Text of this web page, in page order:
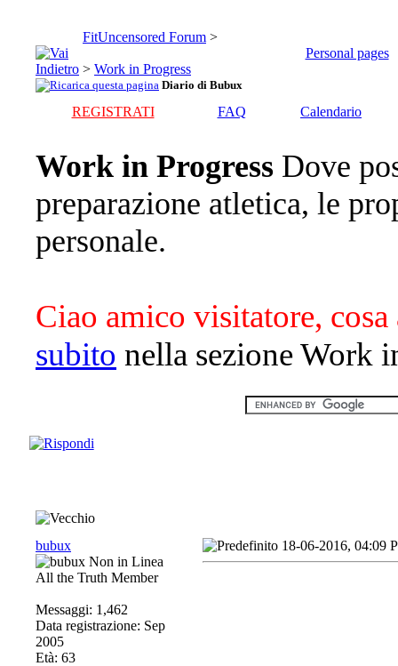
FitUncensored Forum >
Personal pages
> Work in Progress
Diario di Bubux
REGISTRATI FAQ Calendario
Work in Progress Dove
preparazione atletica, le
personale.
Ciao amico visitatore, cosa
subito nella sezione Work
bubux
All the Truth Member
Messaggi: 1,462
Data registrazione: Sep
2005
Età: 63
18-06-2016, 04:09